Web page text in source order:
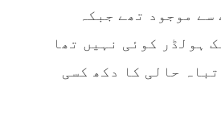
سے موجود تھے جبکہ
ہولڈر کوئی نہیں تھا
حالی کا دکھ کسی